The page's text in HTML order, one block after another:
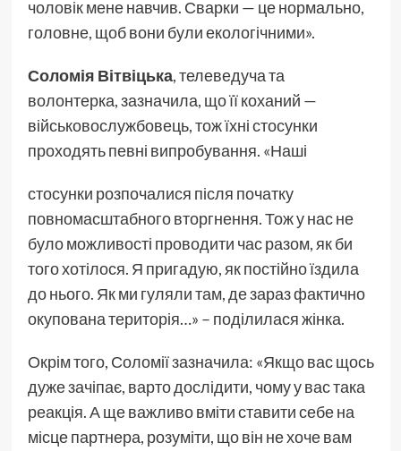
чоловік мене навчив. Сварки — це нормально,
головне, щоб вони були екологічними».
Соломія Вітвіцька, телеведуча та
волонтерка, зазначила, що її коханий —
військовослужбовець, тож їхні стосунки
проходять певні випробування. «Наші
стосунки розпочалися після початку
повномасштабного вторгнення. Тож у нас не
було можливості проводити час разом, як би
того хотілося. Я пригадую, як постійно їздила
до нього. Як ми гуляли там, де зараз фактично
окупована територія…» – поділилася жінка.
Окрім того, Соломії зазначила: «Якщо вас щось
дуже зачіпає, варто дослідити, чому у вас така
реакція. А ще важливо вміти ставити себе на
місце партнера, розуміти, що він не хоче вам